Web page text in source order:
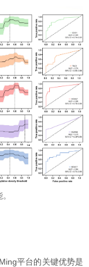
平台的关键优势是